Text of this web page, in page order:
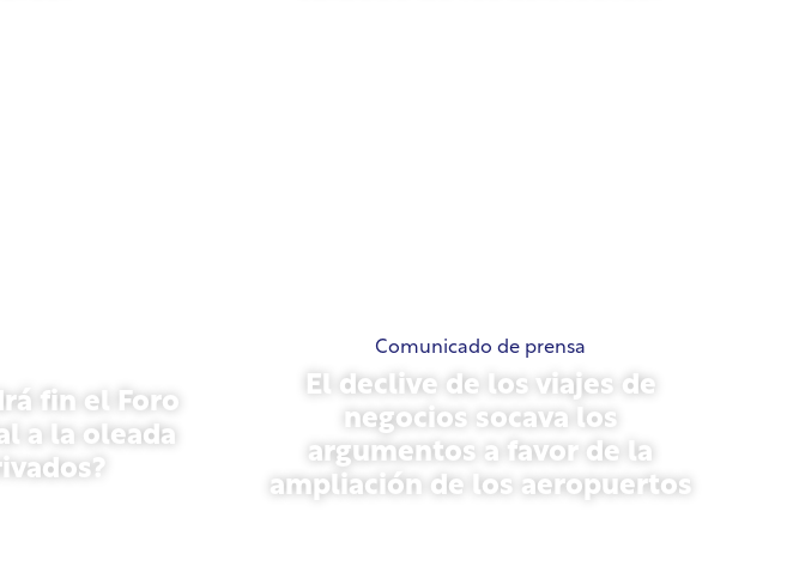
fin el Foro
a la oleada
Comunicado de prensa
El declive de los viajes de
negocios socava los
argumentos a favor de la
ampliación de los aeropuertos